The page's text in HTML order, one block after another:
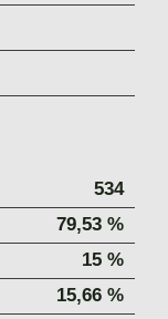
534
79,53 %
15 %
15,66 %